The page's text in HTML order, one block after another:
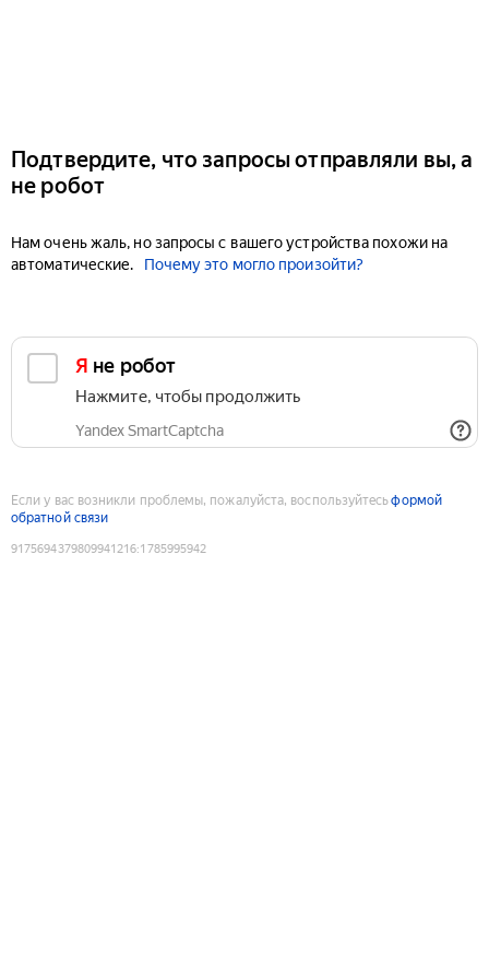
Подтвердите, что запросы отправляли вы, а
не робот
Нам очень жаль, но запросы с вашего устройства похожи на
автоматические.
Почему это могло произойти?
Я не робот
Нажмите, чтобы продолжить
Yandex SmartCaptcha
Если у вас возникли проблемы, пожалуйста, воспользуйтесьформой
обратной связи
9175694379809941216:1785995942